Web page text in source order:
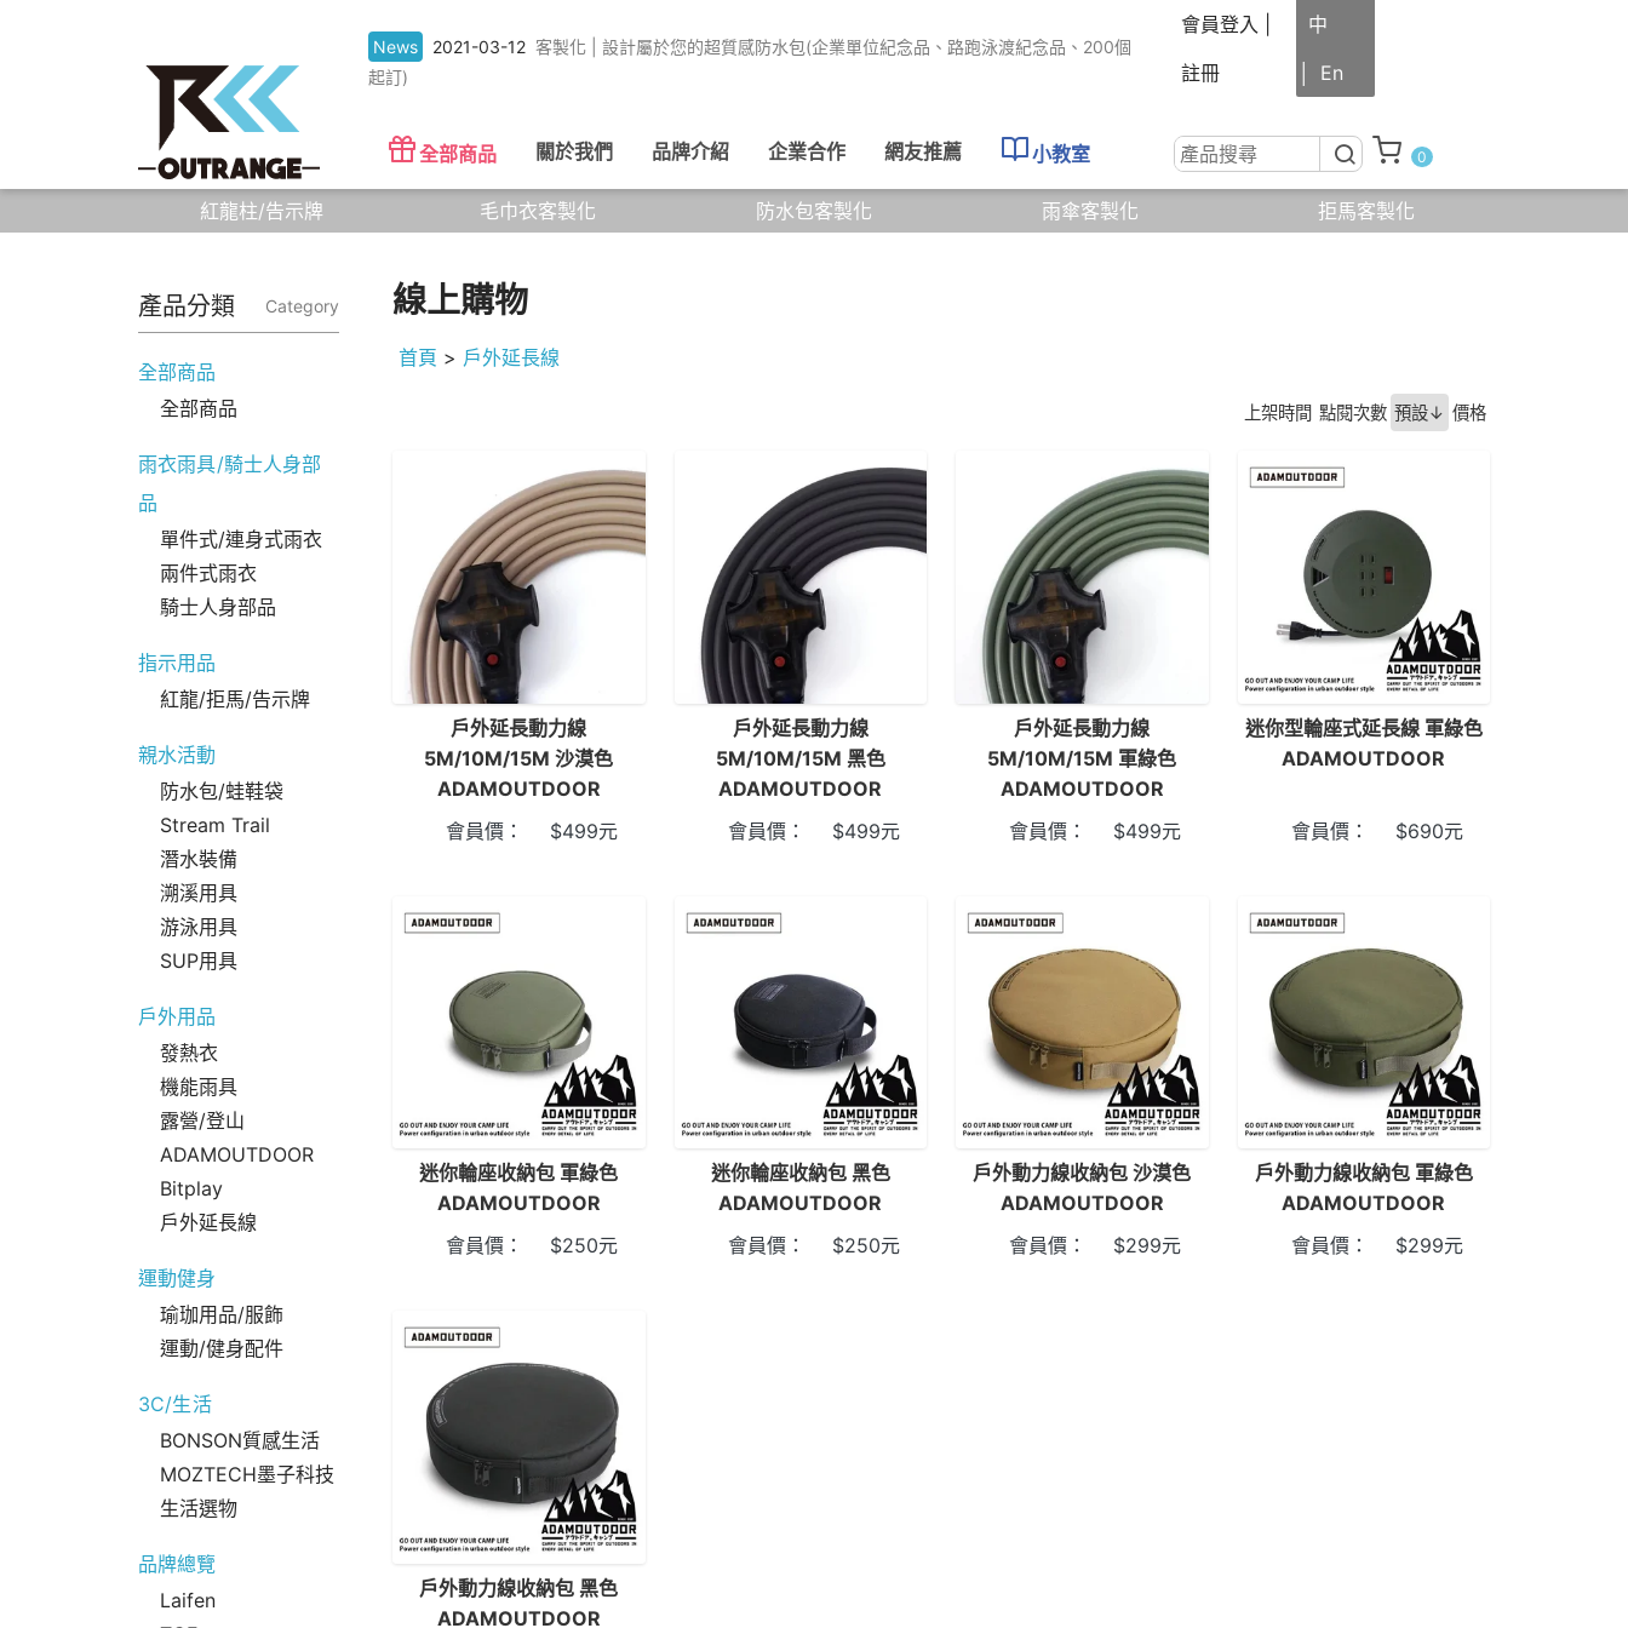
News 2021-03-12 客製化 | 設計屬於您的超質感防水包(企業單位紀念品、路跑泳渡紀念品、200個
起訂)
全部商品 關於我們 品牌介紹 企業合作 網友推薦 小教室
會員登入
註冊
中
En
0
紅龍柱/告示牌 毛巾衣客製化 防水包客製化 雨傘客製化 拒馬客製化
產品分類 Category
全部商品
全部商品
雨衣雨具/騎士人身部
品
單件式/連身式雨衣
兩件式雨衣
騎士人身部品
指示用品
紅龍/拒馬/告示牌
親水活動
防水包/蛙鞋袋
Stream Trail
潛水裝備
溯溪用具
游泳用具
SUP用具
戶外用品
發熱衣
機能雨具
露營/登山
ADAMOUTDOOR
Bitplay
戶外延長線
運動健身
瑜珈用品/服飾
運動/健身配件
3C/生活
BONSON質感生活
MOZTECH墨子科技
生活選物
品牌總覽
Laifen
線上購物
首頁 > 戶外延長線
上架時間 點閱次數 預設↓ 價格
戶外延長動力線
5M/10M/15M 沙漠色
ADAMOUTDOOR
會員價：
$499元
戶外延長動力線
5M/10M/15M 黑色
ADAMOUTDOOR
會員價：
$499元
戶外延長動力線
5M/10M/15M 軍綠色
ADAMOUTDOOR
會員價：
$499元
迷你型輪座式延長線 軍綠色
ADAMOUTDOOR
會員價： $690元
迷你輪座收納包 軍綠色
ADAMOUTDOOR
會員價：
$250元
迷你輪座收納包 黑色
ADAMOUTDOOR
會員價：
$250元
戶外動力線收納包 沙漠色
ADAMOUTDOOR
會員價：
$299元
戶外動力線收納包 軍綠色
ADAMOUTDOOR
會員價：
$299元
戶外動力線收納包 黑色
ADAMOUTDOOR